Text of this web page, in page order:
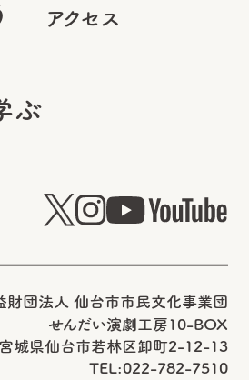
財団法人 仙台市市民文化事業団
せんだい演劇工房10-BOX
城県仙台市若林区卸町2-12-13
TEL:022-782-7510
ぶ
アクセス